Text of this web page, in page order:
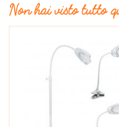
Non hai visto tutto